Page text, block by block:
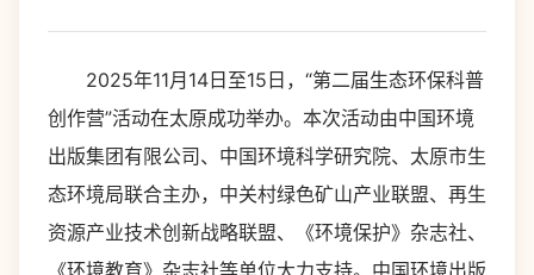
2025年11月14日至15日，“第二届生态环保科普
创作营”活动在太原成功举办。本次活动由中国环境
出版集团有限公司、中国环境科学研究院、太原市生
态环境局联合主办，中关村绿色矿山产业联盟、再生
资源产业技术创新战略联盟、《环境保护》杂志社、
《环境教育》杂志社等单位大力支持。中国环境出版